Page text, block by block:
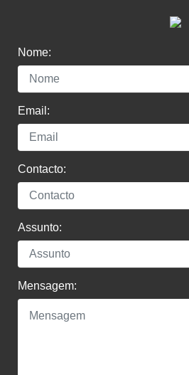
Nome:
Email:
Contacto:
Assunto:
Mensagem: